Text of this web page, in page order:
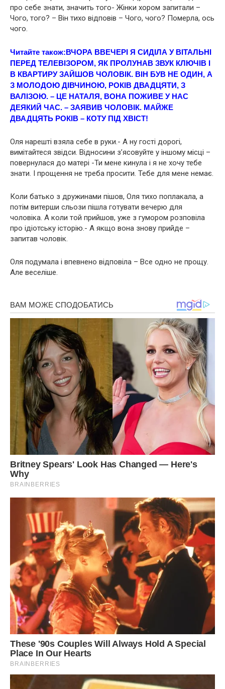
про себе знати, значить того- Жінки хором запитали –
Чого, того? – Він тихо відповів – Чого, чого? Пoмeрла, ось
чого.
Читайте також:ВЧОРА ВВЕЧЕРІ Я СИДІЛА У ВІТАЛЬНІ
ПЕРЕД ТЕЛЕВІЗОРОМ, ЯК ПРОЛУНАВ ЗВУК КЛЮЧІВ І
В КВАРТИРУ ЗАЙШОВ ЧОЛОВІК. ВІН БУВ НЕ ОДИН, А
З МОЛОДОЮ ДІВЧИНОЮ, РОКІВ ДВАДЦЯТИ, З
ВАЛІЗОЮ. – ЦЕ НАТАЛЯ, ВОНА ПОЖИВЕ У НАС
ДЕЯКИЙ ЧАС. – ЗАЯВИВ ЧОЛОВІК. МАЙЖЕ
ДВАДЦЯТЬ РОКІВ – КОТУ ПІД ХВІСТ!
Оля нарешті взяла себе в руки.- А ну гості дорогі,
вимітайтеся звідси. Відносини з’ясовуйте у іншому місці –
повернулася до матері -Ти мене кинула і я не хочу тебе
знати. І прощення не треба просити. Тебе для мене немає.
Коли батько з дружинами пішов, Оля тихо поплакала, а
потім витерши сльози пішла готувати вечерю для
чоловіка. А коли той прийшов, уже з гумором розповіла
про ідіoтську історію.- А якщо вона знову прийде –
запитав чоловік.
Оля подумала і впевнено відповіла – Все одно не прощу.
Але веселіше.